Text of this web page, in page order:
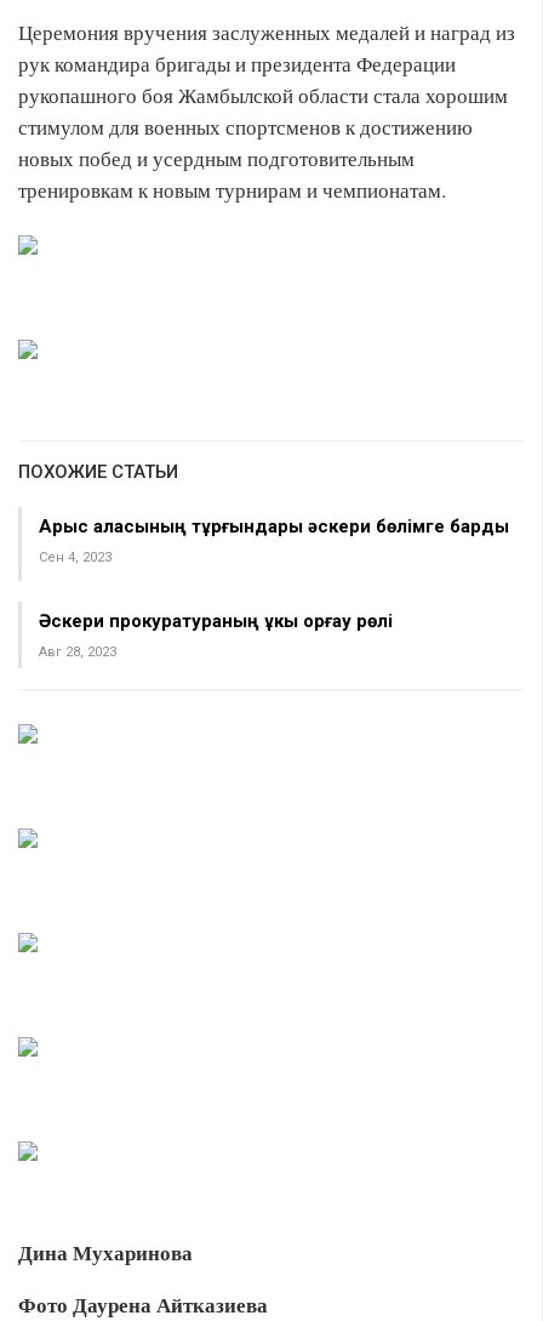
Церемония вручения заслуженных медалей и наград из
рук командира бригады и президента Федерации
рукопашного боя Жамбылской области стала хорошим
стимулом для военных спортсменов к достижению
новых побед и усердным подготовительным
тренировкам к новым турнирам и чемпионатам.
ПОХОЖИЕ СТАТЬИ
Арыс қаласының тұрғындары әскери бөлімге барды
Сен 4, 2023
Әскери прокуратураның құкық қорғау рөлі
Авг 28, 2023
Дина Мухаринова
Фото Даурена Айтказиева